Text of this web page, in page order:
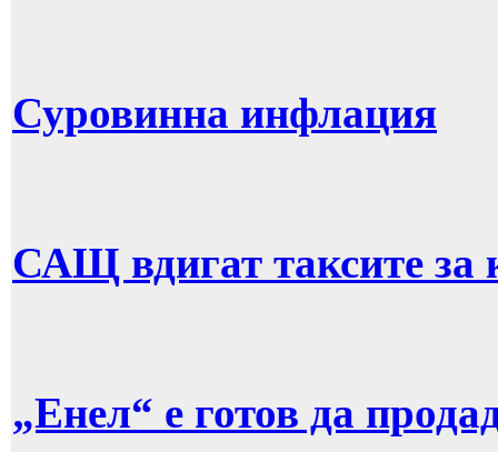
Суровинна инфлация
САЩ вдигат таксите за
„Енел“ е готов да